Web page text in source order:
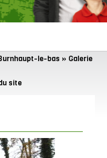
le-bas » Galerie
site